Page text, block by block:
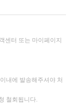
센터 또는 마이페이지
내에 발송해주셔야 처
철회됩니다.